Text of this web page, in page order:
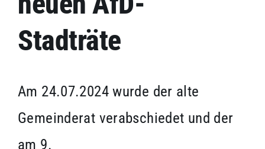
Stadträte
Am 24.07.2024 wurde der alte
Gemeinderat verabschiedet und der
am 9.